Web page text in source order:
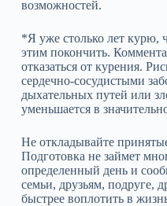
возможностей.
*Я уже столько лет курю,
этим покончить.
отказаться от курения.
сердечно‑сосудистыми
дыхательных путей или
уменьшается в
Не откладывайте
Подготовка не займет
определенный день и
семьи, друзьям, подруге,
быстрее воплотить в